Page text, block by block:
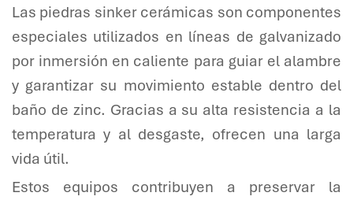
Las piedras sinker cerámicas son componentes
especiales utilizados en líneas de galvanizado
por inmersión en caliente para guiar el alambre
y garantizar su movimiento estable dentro del
baño de zinc. Gracias a su alta resistencia a la
temperatura y al desgaste, ofrecen una larga
vida útil.
Estos equipos contribuyen a preservar la